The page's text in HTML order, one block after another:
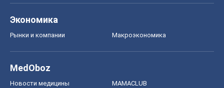
Экономика
Рынки и компании Mакроэкономика
MedOboz
Новости медицины MAMACLUB